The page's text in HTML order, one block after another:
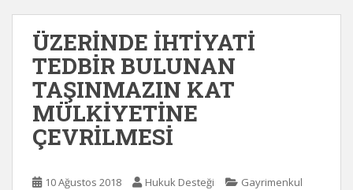
ÜZERİNDE İHTİYATİ
TEDBİR BULUNAN
TAŞINMAZIN KAT
MÜLKİYETİNE
ÇEVRİLMESİ
10 Ağustos 2018 Hukuk Desteği
Gayrimenkul